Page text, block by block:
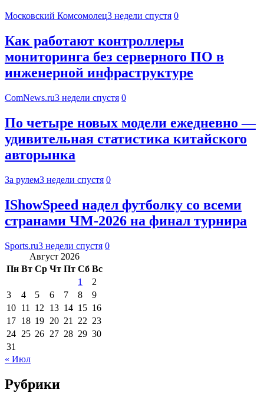
Московский Комсомолец3 недели спустя 0
Как работают контроллеры
мониторинга без серверного ПО в
инженерной инфраструктуре
ComNews.ru3 недели спустя 0
По четыре новых модели ежедневно —
удивительная статистика китайского
авторынка
За рулем3 недели спустя 0
IShowSpeed надел футболку со всеми
странами ЧМ-2026 на финал турнира
Sports.ru3 недели спустя 0
Август 2026
Пн Вт Ср Чт Пт Сб Вс
1
2
3
4 5 6 7 8
9
10 11 12 13 14 15 16
17 18 19 20 21 22 23
24 25 26 27 28 29 30
31
« Июл
Рубрики